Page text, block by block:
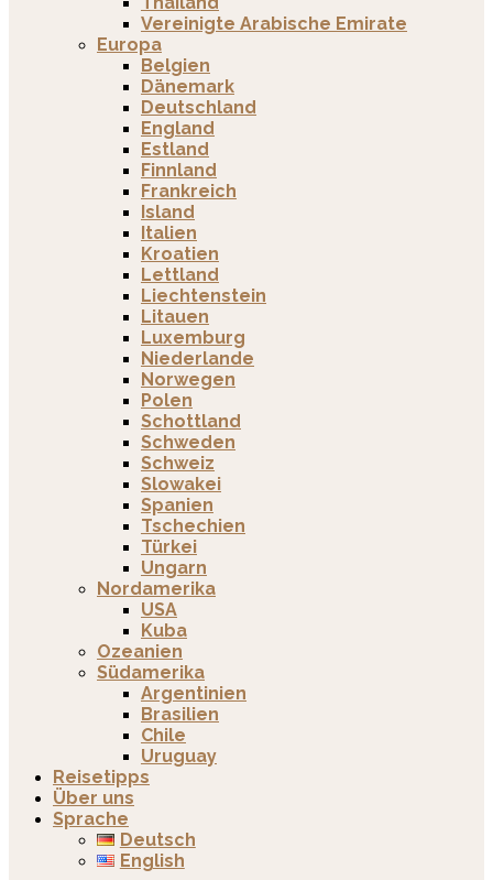
Vereinigte Arabische Emirate
Europa
Belgien
Dänemark
Deutschland
England
Estland
Finnland
Frankreich
Island
Italien
Kroatien
Lettland
Liechtenstein
Litauen
Luxemburg
Niederlande
Norwegen
Polen
Schottland
Schweden
Schweiz
Slowakei
Spanien
Tschechien
Türkei
Ungarn
Nordamerika
USA
Kuba
Ozeanien
Südamerika
Argentinien
Brasilien
Chile
Uruguay
Reisetipps
Über uns
Sprache
Deutsch
English